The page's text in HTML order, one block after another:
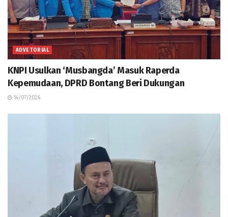
ADVETORIAL
KNPI Usulkan ‘Musbangda’ Masuk Raperda
Kepemudaan, DPRD Bontang Beri Dukungan
14/07/2026